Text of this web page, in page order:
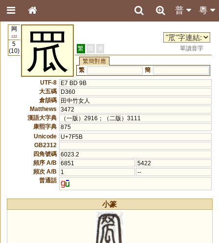
粵
普
网
122
5
(10)
罛 繁 簡 港
單讀音字
繁簡對應
繁
簡
UTF-8
E7 BD 9B
大五碼
D360
倉頡碼
田中竹女人
Matthews
3472
漢語大字典
（一版）2916；（二版）3111
康熙字典 875
Unicode
U+7F5B
GB2312
四角號碼 6023.2
頻序 A/B
6851
5422
頻次 A/B
1
--
普通話 g
小篆